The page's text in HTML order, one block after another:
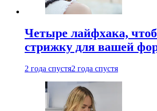
Четыре лайфхака,
стрижку для вашей
2 года спустя2 года спустя